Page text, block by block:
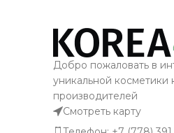
Добро пожаловать в
уникальной косметики
производителей
Смотреть карту